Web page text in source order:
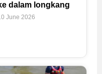
dalam longkang
June 2026